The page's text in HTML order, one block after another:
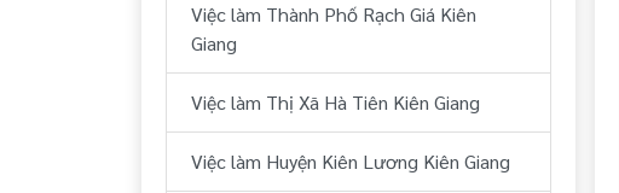
Việc làm Thành Phố Rạch Giá Kiên
Giang
Việc làm Thị Xã Hà Tiên Kiên Giang
Việc làm Huyện Kiên Lương Kiên Giang